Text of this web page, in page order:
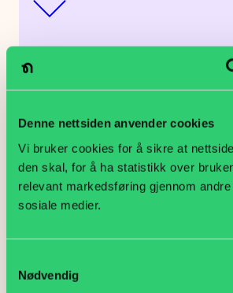
Denne nettsiden anvender cookies
Vi bruker cookies for å sikre at
den skal, for å ha statistikk over
relevant markedsføring gjennom
sosiale medier.
Nødvendig
Permittering
Konkurs